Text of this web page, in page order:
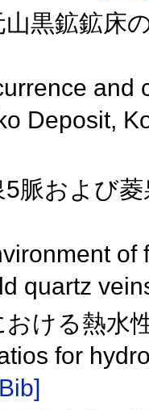
黒鉱鉱床
and
Deposit,
脈および
quartz
おける熱水
for